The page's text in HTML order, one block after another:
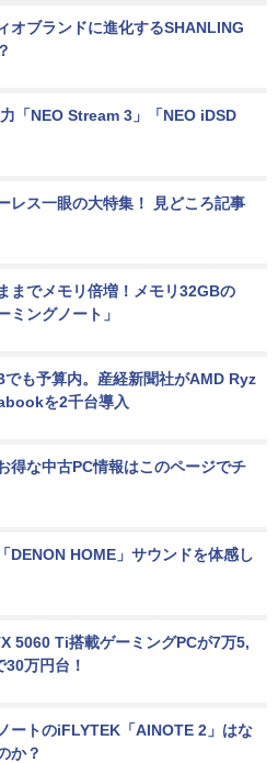
オブランドに進化するSHANLING
「NEO Stream 3」「NEO iDSD
レス一眼の大特集！ 見どころ記事
までメモリ倍増！メモリ32GBの
ミングノート」
でも予算内。産経新聞社がAMD Ryz
を2千台導入
得な中古PC情報はこのページでチ
DENON HOME」サウンドを体感し
5060 Ti搭載ゲーミングPCが7万5,
万円台！
ートのiFLYTEK「AINOTE 2」はな
か？